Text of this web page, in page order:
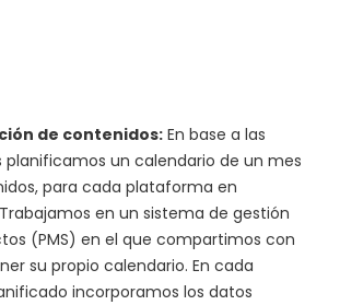
de contenidos: En base a las
planificamos un calendario de un mes
para cada plataforma en
en un sistema de gestión
(PMS) en el que compartimos con
su propio calendario. En cada
incorporamos los datos